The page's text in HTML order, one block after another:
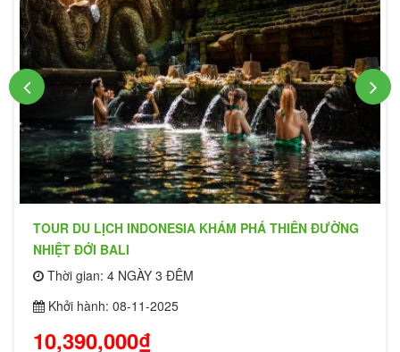
TOUR DU LỊCH INDONESIA KHÁM PHÁ THIÊN ĐƯỜNG
NHIỆT ĐỚI BALI
Thời gian: 4 NGÀY 3 ĐÊM
Khởi hành: 08-11-2025
10,390,000₫